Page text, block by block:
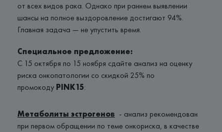
от всех видов рака. Однако при раннем выявлении
шансы на полное выздоровление достигают 94%.
Главная задача — не упустить время.
Специальное предложение:
С 15 октября по 15 ноября сдайте анализ на оценку
риска онкопатологии со скидкой 25% по
промокоду PINK15:
Метаболиты эстрогенов - анализ рекомендован
при первом обращении по теме онкориска, в качестве